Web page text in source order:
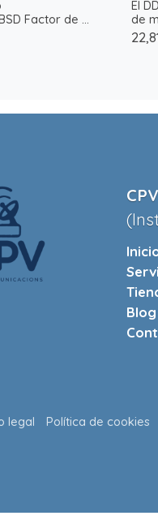
Factor de ...
El
de
Blog
legal Política de cookies